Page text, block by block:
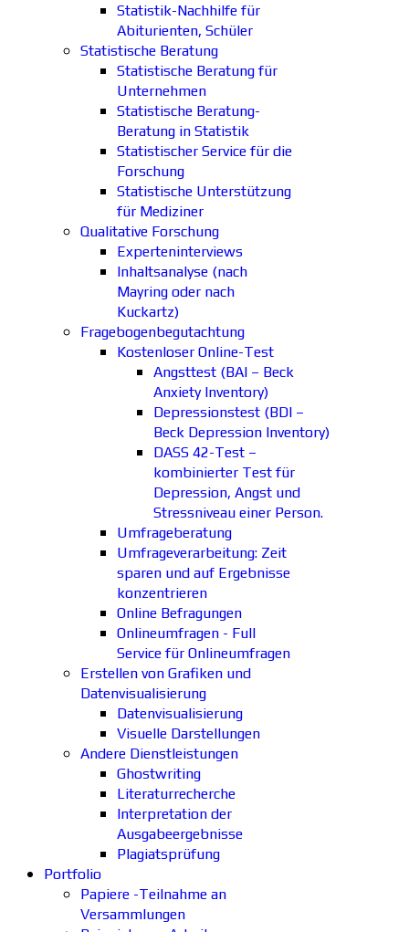
Statistik-Nachhilfe für
Abiturienten, Schüler
Statistische Beratung
Statistische Beratung für
Unternehmen
Statistische Beratung-
Beratung in Statistik
Statistischer Service für die
Forschung
Statistische Unterstützung
für Mediziner
Qualitative Forschung
Experteninterviews
Inhaltsanalyse (nach
Mayring oder nach
Kuckartz)
Fragebogenbegutachtung
Kostenloser Online-Test
Angsttest (BAI – Beck
Anxiety Inventory)
Depressionstest (BDI –
Beck Depression Inventory)
DASS 42-Test –
kombinierter Test für
Depression, Angst und
Stressniveau einer Person.
Umfrageberatung
Umfrageverarbeitung: Zeit
sparen und auf Ergebnisse
konzentrieren
Online Befragungen
Onlineumfragen - Full
Service für Onlineumfragen
Erstellen von Grafiken und
Datenvisualisierung
Datenvisualisierung
Visuelle Darstellungen
Andere Dienstleistungen
Ghostwriting
Literaturrecherche
Interpretation der
Ausgabeergebnisse
Plagiatsprüfung
Portfolio
Papiere -Teilnahme an
Versammlungen